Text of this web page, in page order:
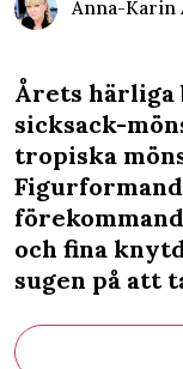
Anna-Karin
Årets härliga
sicksack-
tropiska
och fina
sugen på att